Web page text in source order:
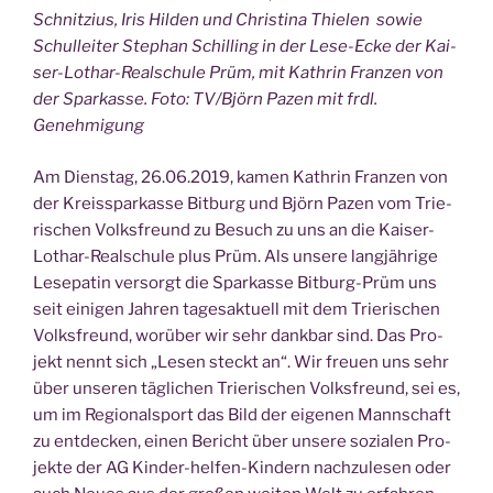
Schnit­zi­us, Iris Hil­den und Chris­ti­na Thie­len sowie
Schul­lei­ter Ste­phan Schil­ling in der Lese-Ecke der Kai­
ser-Lothar-Real­schu­le Prüm, mit Kath­rin Fran­zen von
der Spar­kas­se. Foto: TV/Björn Pazen mit frdl.
Genehmigung
Am Diens­tag, 26.06.2019, kamen Kath­rin Fran­zen von
der Kreis­spar­kas­se Bit­burg und Björn Pazen vom Trie­
ri­schen Volks­freund zu Besuch zu uns an die Kai­ser-
Lothar-Real­schu­le plus Prüm. Als unse­re lang­jäh­ri­ge
Lese­pa­tin ver­sorgt die Spar­kas­se Bit­burg-Prüm uns
seit eini­gen Jah­ren tages­ak­tu­ell mit dem Trie­ri­schen
Volks­freund, wor­über wir sehr dank­bar sind. Das Pro­
jekt nennt sich „Lesen steckt an“. Wir freu­en uns sehr
über unse­ren täg­li­chen Trie­ri­schen Volks­freund, sei es,
um im Regio­nal­sport das Bild der eige­nen Mann­schaft
zu ent­de­cken, einen Bericht über unse­re sozia­len Pro­
jek­te der AG Kin­der-hel­fen-Kin­dern nach­zu­le­sen oder